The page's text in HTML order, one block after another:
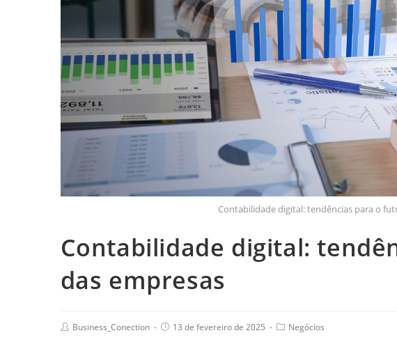
Contabilidade digital: tendências para o
Contabilidade digital:
das empresas
Business_Conection 13 de fevereiro de 2025 Negócios